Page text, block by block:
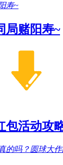
局赌阳寿~
包活动攻